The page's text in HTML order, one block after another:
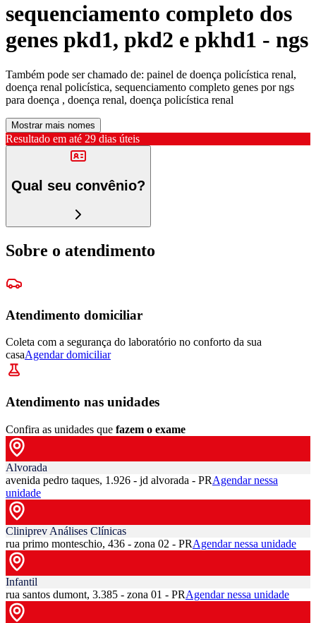
sequenciamento completo dos
genes pkd1, pkd2 e pkhd1 - ngs
Também pode ser chamado de: painel de doença policística renal,
doença renal policística, sequenciamento completo genes por ngs
para doença , doença renal, doença policística renal
Mostrar mais nomes
Resultado em até 29 dias úteis
Qual seu convênio?
Sobre o atendimento
Atendimento domiciliar
Coleta com a segurança do laboratório no conforto da sua
casaAgendar domiciliar
Atendimento nas unidades
Confira as unidades que fazem o exame
Alvorada
avenida pedro taques, 1.926 - jd alvorada - PRAgendar nessa
unidade
Cliniprev Análises Clínicas
rua primo monteschio, 436 - zona 02 - PRAgendar nessa unidade
Infantil
rua santos dumont, 3.385 - zona 01 - PRAgendar nessa unidade